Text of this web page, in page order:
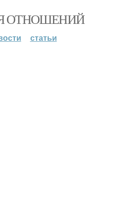
ОТНОШЕНИЙ
статьи